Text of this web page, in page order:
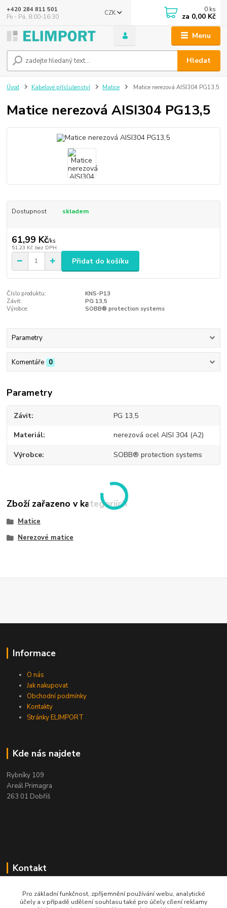
Menu
CZK
Hledat
+420 284 811 501
Po - Pá, 8:00-16:30
0 ks
za 0,00 Kč
Úvod Kabelové příslušenství Matice Matice nerezová AISI304 PG13,5
Matice nerezová AISI304 PG13,5
Dostupnost skladem
61,99 Kč/ks
51,23 Kč bez DPH
Přidat do košíku
Číslo produktu:
KNS-P13
Závit:
PG 13,5
Výrobce:
SOBB® protection systems
Parametry
Komentáře 0
Parametry
Závit PG 13,5
Materiál nerezová ocel AISI 304 (A2)
Výrobce SOBB® protection systems
Zboží zařazeno v kategoriích
Matice
Nerezové matice
Informace
O nás
Jak nakupovat
Obchodní podmínky
Kontakty
Stránky ELIMPORT
Kde nás najdete
Rybníky 109
Areál Primagra
263 01 Dobříš
Kontakt
+420 284 811 501
Po - Pá, 8:00-16:30
Pro základní funkčnost, zpříjemnění používání webu, analytické
účely a v případě udělení souhlasu také pro účely cílení reklamy